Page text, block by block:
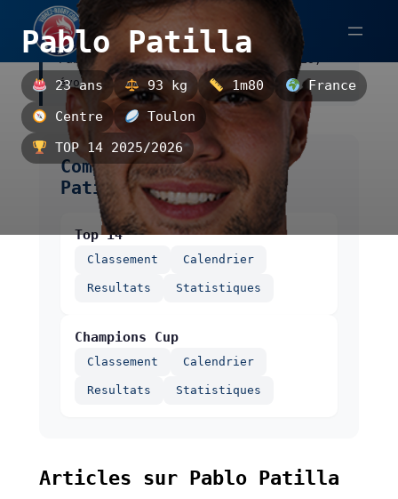
Aller
contenu
Pablo Patilla
23 ans 93 kg 1m80
France
Centre
Toulon
TOP 14 2025/2026
Pablo Patilla est un centre français,
évoluant à Toulon.
Compétitions de Pablo
Patilla
Top 14
Classement Calendrier
Resultats Statistiques
Champions Cup
Classement Calendrier
Resultats Statistiques
Articles sur Pablo Patilla